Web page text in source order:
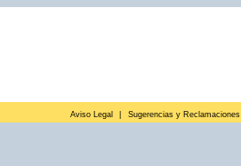
Aviso Legal Sugerencias y Reclamaciones